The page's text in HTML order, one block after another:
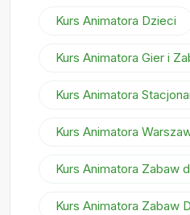
Kurs Animatora Dzieci
Kurs Animatora Gier i
Kurs Animatora
Kurs Animatora
Kurs Animatora Zabaw
Kurs Animatora Zabaw